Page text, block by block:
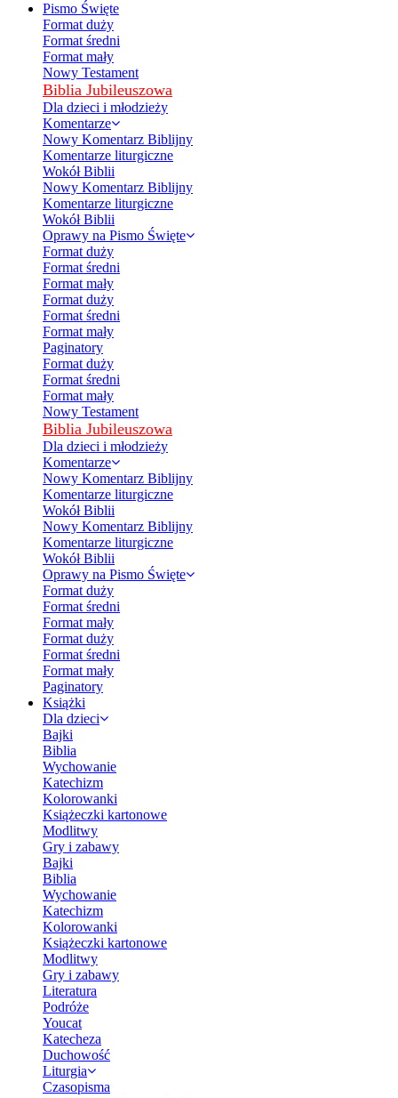
Pismo Święte
Format duży
Format średni
Format mały
Nowy Testament
Biblia Jubileuszowa
Dla dzieci i młodzieży
Komentarze
Nowy Komentarz Biblijny
Komentarze liturgiczne
Wokół Biblii
Nowy Komentarz Biblijny
Komentarze liturgiczne
Wokół Biblii
Oprawy na Pismo Święte
Format duży
Format średni
Format mały
Format duży
Format średni
Format mały
Paginatory
Format duży
Format średni
Format mały
Nowy Testament
Biblia Jubileuszowa
Dla dzieci i młodzieży
Komentarze
Nowy Komentarz Biblijny
Komentarze liturgiczne
Wokół Biblii
Nowy Komentarz Biblijny
Komentarze liturgiczne
Wokół Biblii
Oprawy na Pismo Święte
Format duży
Format średni
Format mały
Format duży
Format średni
Format mały
Paginatory
Książki
Dla dzieci
Bajki
Biblia
Wychowanie
Katechizm
Kolorowanki
Książeczki kartonowe
Modlitwy
Gry i zabawy
Bajki
Biblia
Wychowanie
Katechizm
Kolorowanki
Książeczki kartonowe
Modlitwy
Gry i zabawy
Literatura
Podróże
Youcat
Katecheza
Duchowość
Liturgia
Czasopisma